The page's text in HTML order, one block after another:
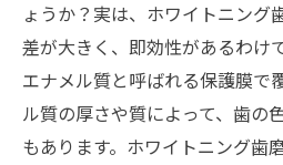
ょうか？実は、ホワイトニング
差が大きく、即効性があるわけ
エナメル質と呼ばれる保護膜で
ル質の厚さや質によって、歯の
もあります。ホワイトニング歯